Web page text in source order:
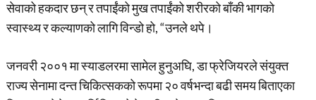
सेवाको हकदार छन् र तपाईंको मुख तपाईंको शरीरको बाँकी भागको
स्वास्थ्य र कल्याणको लागि विन्डो हो, “उनले थपे।
जनवरी २००१ मा स्याडलरमा सामेल हुनुअघि, डा फ्रेजियरले संयुक्त
राज्य सेनामा दन्त चिकित्सकको रूपमा २० वर्षभन्दा बढी समय बिताएका